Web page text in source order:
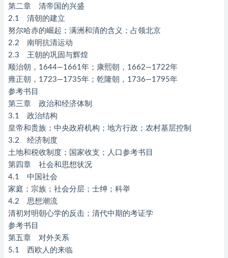
第二章 清帝国的兴盛
2.1 清朝的建立
努尔哈赤的崛起；满洲和清的含义；占领北京
2.2 南明抗清运动
2.3 王朝的巩固与辉煌
顺治朝，1644—1661年；康熙朝，1662—1722年
雍正朝，1723—1735年；乾隆朝，1736—1795年
参考书目
第三章 政治和经济体制
3.1 政治结构
皇帝和贵族；中央政府机构；地方行政；农村基层控制
3.2 经济制度
土地和税收制度；国家收支；人口参考书目
第四章 社会和思想状况
4.1 中国社会
家庭；宗族；社会分层；士绅；科举
4.2 思想潮流
清初对明朝心学的反击；清代中期的考证学
参考书目
第五章 对外关系
5.1 西欧人的来临